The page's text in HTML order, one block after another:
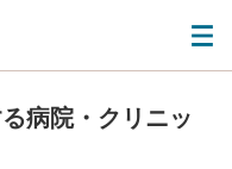
病院・クリニッ